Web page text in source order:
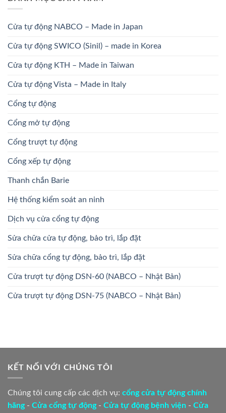
Cửa tự động NABCO – Made in Japan
Cửa tự động SWICO (Sinil) – made in Korea
Cửa tự động KTH – Made in Taiwan
Cửa tự động Vista – Made in Italy
Cổng tự động
Cổng mở tự động
Cổng trượt tự động
Cổng xếp tự động
Thanh chắn Barie
Hệ thống kiểm soát an ninh
Dịch vụ cửa cổng tự động
Sửa chữa cửa tự động, bảo trì, lắp đặt
Sửa chữa cổng tự động, bảo trì, lắp đặt
Cửa trượt tự động DSN-60 (NABCO – Nhật Bản)
Cửa trượt tự động DSN-75 (NABCO – Nhật Bản)
KẾT NỐI VỚI CHÚNG TÔI
Chúng tôi cung cấp các dịch vụ: cổng cửa tự động chính
hãng - Cửa cổng tự động - Cửa tự động bệnh viện - Cửa